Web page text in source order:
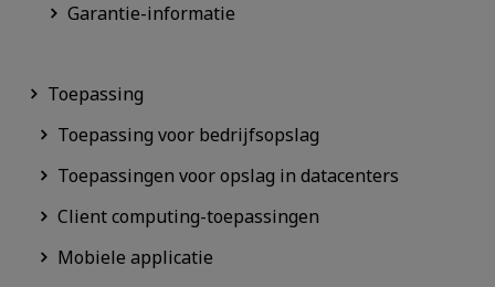
Garantie-informatie
Toepassing
Toepassing voor bedrijfsopslag
Toepassingen voor opslag in datacenters
Client computing-toepassingen
Mobiele applicatie